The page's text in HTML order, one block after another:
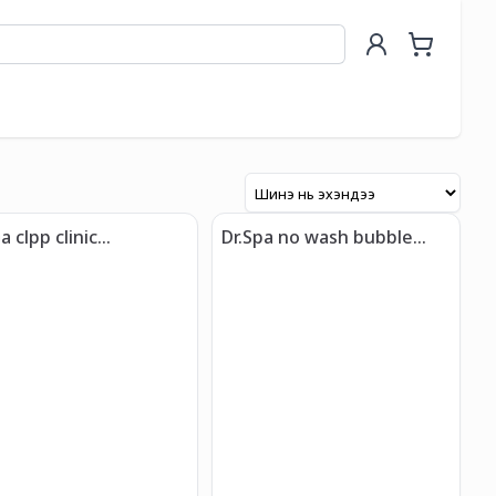
clpp clinic
Dr.Spa no wash bubble